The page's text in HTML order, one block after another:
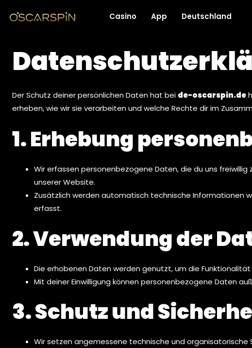
Inhalt
Casino App Deutschland
Der Schutz deiner persönlichen Daten hat bei de-oscarspin.de
erheben, wie wir sie verarbeiten und welche Rechte dir im
1. Erhebung
Wir erfassen personenbezogene Daten, die du uns
unserer Website.
Zusätzlich werden automatisch technische Informationen
erfasst.
2. Verwendung der
Die erhobenen Daten werden genutzt, um die
Mit deiner Einwilligung können personenbezogene Daten
3. Schutz und
Wir setzen angemessene technische und